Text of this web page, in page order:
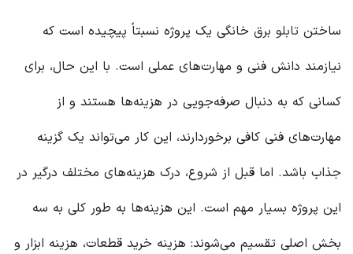
ساختن تابلو برق خانگی یک پروژه نسبتاً پیچیده است که
نیازمند دانش فنی و مهارت‌های عملی است. با این حال، برای
کسانی که به دنبال صرفه‌جویی در هزینه‌ها هستند و از
مهارت‌های فنی کافی برخوردارند، این کار می‌تواند یک گزینه
جذاب باشد. اما قبل از شروع، درک هزینه‌های مختلف درگیر در
این پروژه بسیار مهم است. این هزینه‌ها به طور کلی به سه
بخش اصلی تقسیم می‌شوند: هزینه خرید قطعات، هزینه ابزار و